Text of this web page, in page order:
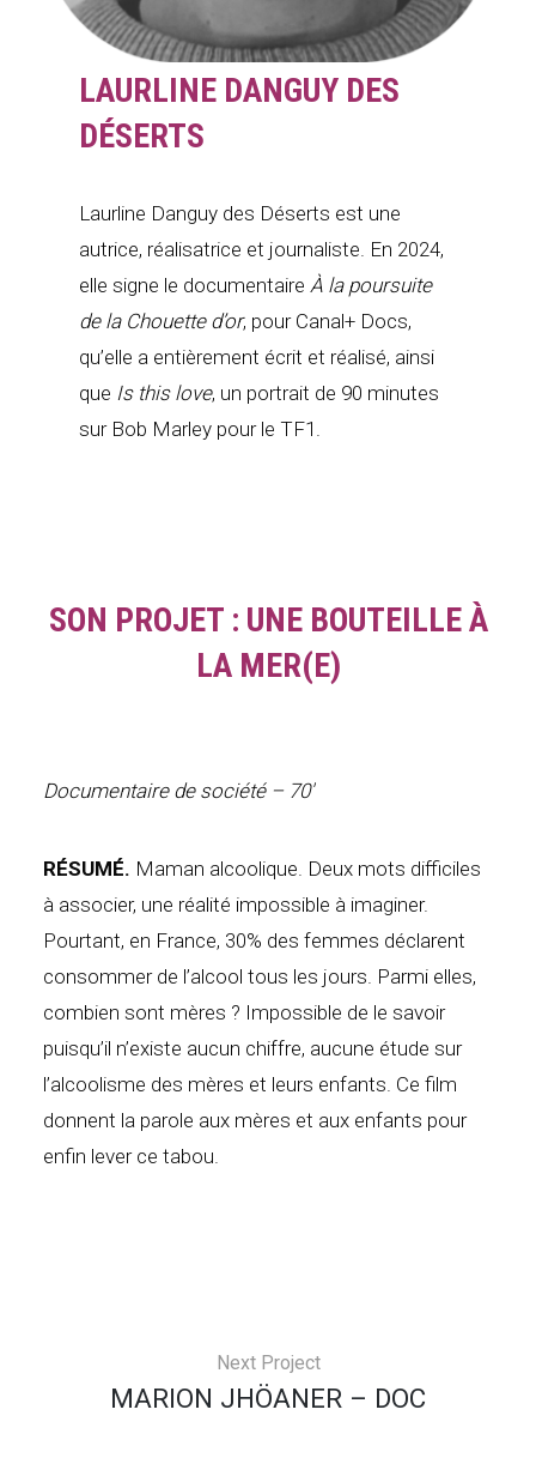
LAURLINE DANGUY DES
DÉSERTS
Laurline Danguy des Déserts est une
autrice, réalisatrice et journaliste. En 2024,
elle signe le documentaire À la poursuite
de la Chouette d’or, pour Canal+ Docs,
qu’elle a entièrement écrit et réalisé, ainsi
que Is this love, un portrait de 90 minutes
sur Bob Marley pour le TF1.
SON PROJET : UNE BOUTEILLE À
LA MER(E)
Documentaire de société – 70′
RÉSUMÉ. Maman alcoolique. Deux mots difficiles
à associer, une réalité impossible à imaginer.
Pourtant, en France, 30% des femmes déclarent
consommer de l’alcool tous les jours. Parmi elles,
combien sont mères ? Impossible de le savoir
puisqu’il n’existe aucun chiffre, aucune étude sur
l’alcoolisme des mères et leurs enfants. Ce film
donnent la parole aux mères et aux enfants pour
enfin lever ce tabou.
Next Project
MARION JHÖANER – DOC